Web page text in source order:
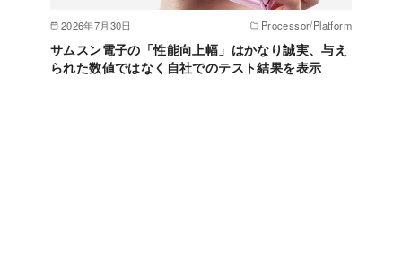
2026年7月30日 Processor/Platform
サムスン電子の「性能向上幅」はかなり誠実、与え
られた数値ではなく自社でのテスト結果を表示